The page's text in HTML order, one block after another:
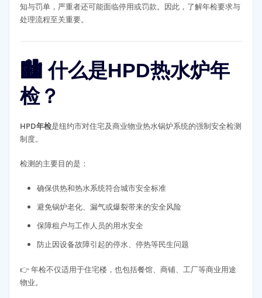
知与罚单，严重者还可能面临停用或罚款。因此，了解年检要求与
处理流程至关重要。
🏙️ 什么是HPD热水炉年
检？
HPD年检是纽约市对住宅及商业物业热水锅炉系统的强制安全检测
制度。
检测的主要目的是：
确保供热和热水系统符合城市安全标准
避免锅炉老化、漏气或爆裂带来的安全风险
保障租户与工作人员的用水安全
防止因设备故障引起的停水、停热等民生问题
👉 年检不仅适用于住宅楼，也包括餐馆、商铺、工厂等商业用途
物业。